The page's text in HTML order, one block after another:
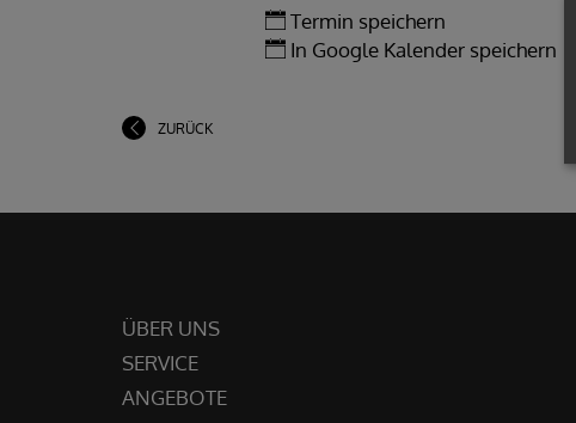
Termin speichern
In Google Kalender speichern
ZURÜCK
ÜBER UNS
SERVICE
ANGEBOTE